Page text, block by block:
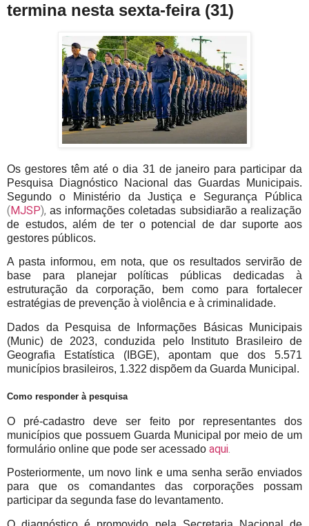
termina nesta sexta-feira (31)
Os gestores têm até o dia 31 de janeiro para participar da
Pesquisa Diagnóstico Nacional das Guardas Municipais.
Segundo o Ministério da Justiça e Segurança Pública
(MJSP),as informações coletadas subsidiarão a realização
de estudos, além de ter o potencial de dar suporte aos
gestores públicos.
A pasta informou, em nota, que os resultados servirão de
base para planejar políticas públicas dedicadas à
estruturação da corporação, bem como para fortalecer
estratégias de prevenção à violência e à criminalidade.
Dados da Pesquisa de Informações Básicas Municipais
(Munic) de 2023, conduzida pelo Instituto Brasileiro de
Geografia Estatística (IBGE), apontam que dos 5.571
municípios brasileiros, 1.322 dispõem da Guarda Municipal.
Como responder à pesquisa
O pré-cadastro deve ser feito por representantes dos
municípios que possuem Guarda Municipal por meio de um
formulário online que pode ser acessado aqui.
Posteriormente, um novo link e uma senha serão enviados
para que os comandantes das corporações possam
participar da segunda fase do levantamento.